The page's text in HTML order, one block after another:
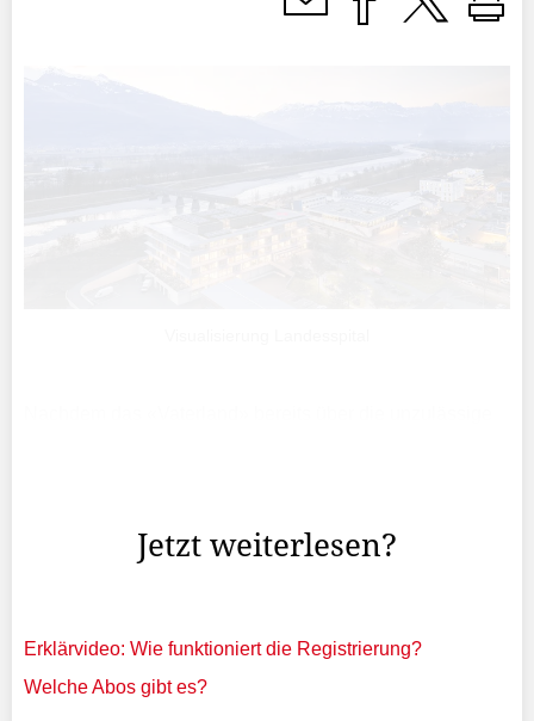
Jetzt weiterlesen?
Erklärvideo: Wie funktioniert die Registrierung?
Welche Abos gibt es?